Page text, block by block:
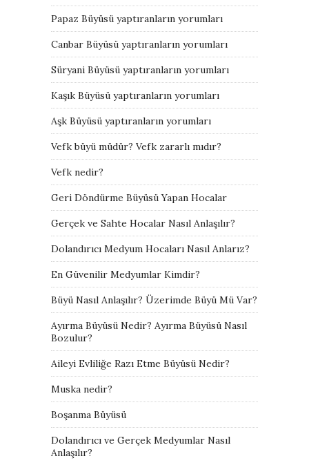
Papaz Büyüsü yaptıranların yorumları
Canbar Büyüsü yaptıranların yorumları
Süryani Büyüsü yaptıranların yorumları
Kaşık Büyüsü yaptıranların yorumları
Aşk Büyüsü yaptıranların yorumları
Vefk büyü müdür? Vefk zararlı mıdır?
Vefk nedir?
Geri Döndürme Büyüsü Yapan Hocalar
Gerçek ve Sahte Hocalar Nasıl Anlaşılır?
Dolandırıcı Medyum Hocaları Nasıl Anlarız?
En Güvenilir Medyumlar Kimdir?
Büyü Nasıl Anlaşılır? Üzerimde Büyü Mü Var?
Ayırma Büyüsü Nedir? Ayırma Büyüsü Nasıl
Bozulur?
Aileyi Evliliğe Razı Etme Büyüsü Nedir?
Muska nedir?
Boşanma Büyüsü
Dolandırıcı ve Gerçek Medyumlar Nasıl
Anlaşılır?